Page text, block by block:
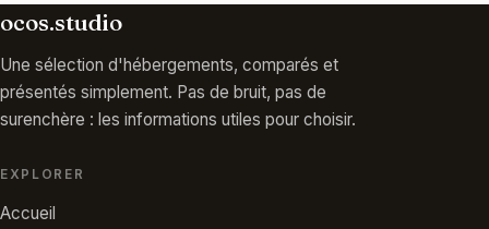
ocos.studio
Une sélection d'hébergements, comparés et
présentés simplement. Pas de bruit, pas de
surenchère : les informations utiles pour choisir.
EXPLORER
Accueil